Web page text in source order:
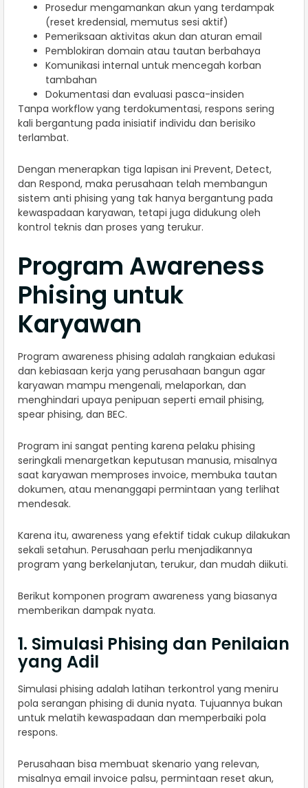
Prosedur mengamankan akun yang terdampak
(reset kredensial, memutus sesi aktif)
Pemeriksaan aktivitas akun dan aturan email
Pemblokiran domain atau tautan berbahaya
Komunikasi internal untuk mencegah korban
tambahan
Dokumentasi dan evaluasi pasca-insiden
Tanpa workflow yang terdokumentasi, respons sering
kali bergantung pada inisiatif individu dan berisiko
terlambat.
Dengan menerapkan tiga lapisan ini Prevent, Detect,
dan Respond, maka perusahaan telah membangun
sistem anti phising yang tak hanya bergantung pada
kewaspadaan karyawan, tetapi juga didukung oleh
kontrol teknis dan proses yang terukur.
Program Awareness
Phising untuk
Karyawan
Program awareness phising adalah rangkaian edukasi
dan kebiasaan kerja yang perusahaan bangun agar
karyawan mampu mengenali, melaporkan, dan
menghindari upaya penipuan seperti email phising,
spear phising, dan BEC.
Program ini sangat penting karena pelaku phising
seringkali menargetkan keputusan manusia, misalnya
saat karyawan memproses invoice, membuka tautan
dokumen, atau menanggapi permintaan yang terlihat
mendesak.
Karena itu, awareness yang efektif tidak cukup dilakukan
sekali setahun. Perusahaan perlu menjadikannya
program yang berkelanjutan, terukur, dan mudah diikuti.
Berikut komponen program awareness yang biasanya
memberikan dampak nyata.
1. Simulasi Phising dan Penilaian
yang Adil
Simulasi phising adalah latihan terkontrol yang meniru
pola serangan phising di dunia nyata. Tujuannya bukan
untuk melatih kewaspadaan dan memperbaiki pola
respons.
Perusahaan bisa membuat skenario yang relevan,
misalnya email invoice palsu, permintaan reset akun,